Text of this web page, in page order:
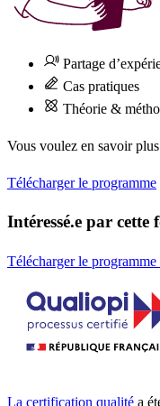
Partage
Cas pratiques
Théorie &
Vous voulez en savoir
Télécharger le programme
Intéressé.e par cette
Télécharger le programme
La certification qualité a